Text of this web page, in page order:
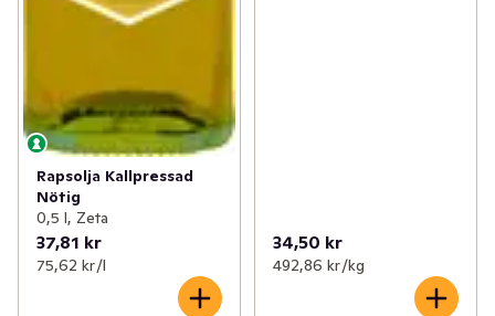
Rapsolja Kallpressad
Nötig
0,5 l, Zeta
37,81 kr
75,62 kr /l
34,50 kr
492,86 kr /kg